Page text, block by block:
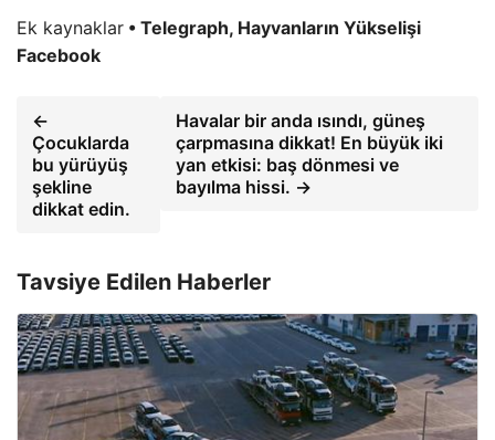
Ek kaynaklar • Telegraph, Hayvanların Yükselişi
Facebook
←
Çocuklarda
bu yürüyüş
şekline
dikkat edin.
Havalar bir anda ısındı, güneş
çarpmasına dikkat! En büyük iki
yan etkisi: baş dönmesi ve
bayılma hissi. →
Tavsiye Edilen Haberler